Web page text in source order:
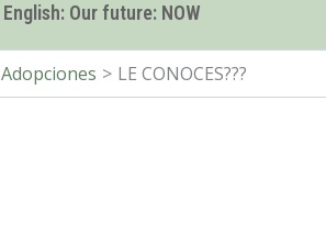
English: Our future: NOW
Adopciones LE CONOCES???